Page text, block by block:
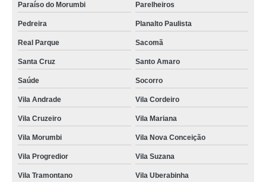
Paraíso do Morumbi Parelheiros
Pedreira Planalto Paulista
Real Parque Sacomã
Santa Cruz Santo Amaro
Saúde Socorro
Vila Andrade Vila Cordeiro
Vila Cruzeiro Vila Mariana
Vila Morumbi Vila Nova Conceição
Vila Progredior Vila Suzana
Vila Tramontano Vila Uberabinha